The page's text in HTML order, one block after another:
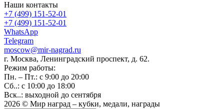
Наши контакты
+7 (499) 151-52-01
+7 (499) 151-52-01
WhatsApp
Telegram
moscow@mir-nagrad.ru
г. Москва, Ленинградский проспект, д. 62.
Режим работы:
Пн. – Пт.: с 9:00 до 20:00
Сб..: с 10:00 до 18:00
Вск..: выходной до сентября
2026 © Мир наград – кубки, медали, награды